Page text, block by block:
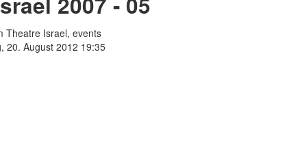
Theatre Israel, events
20. August 2012 19:35